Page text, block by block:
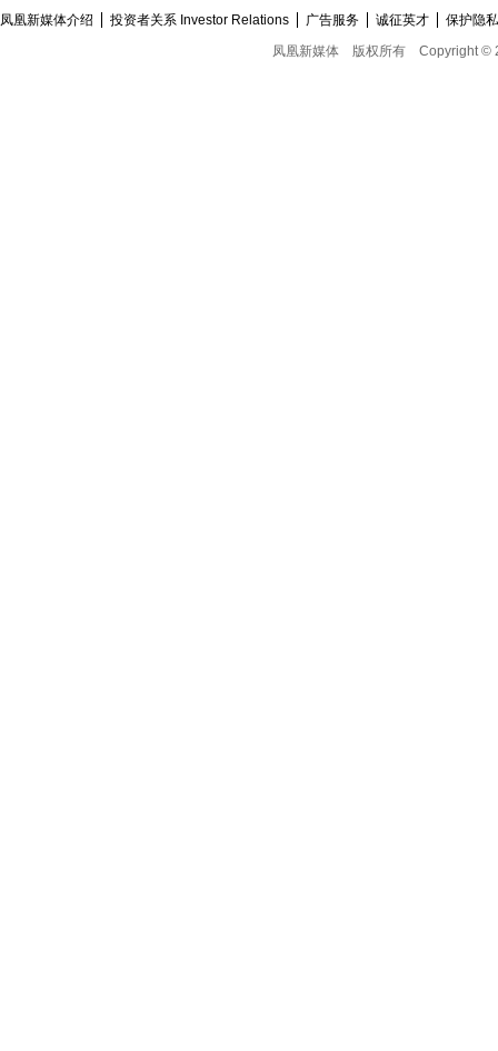
凤凰新媒体介绍 投资者关系 Investor Relations 广告服务 诚征英才
保护隐
凤凰新媒体
版权所有 Copyright ©